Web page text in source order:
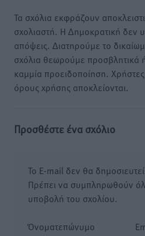
Τα σχόλια εκφράζουν
σχολιαστή. Η Δημοκρατική δεν
απόψεις. Διατηρούμε το
σχόλια θεωρούμε προσβλητικά
καμμία προειδοποίηση.
όρους χρήσης αποκλείονται.
Προσθέστε ένα σχόλιο
Το E-mail δεν θα
Πρέπει να συμπληρωθούν
υποβολή του σχολίου.
Όνοματεπώνυμο